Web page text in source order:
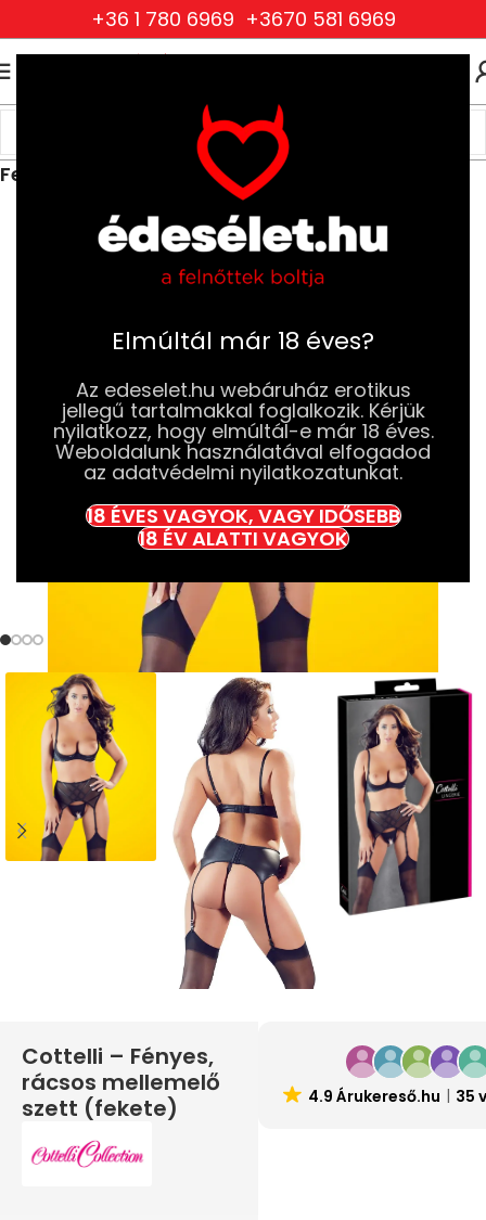
Elmúltál már 18 éves?
Az edeselet.hu webáruház erotikus
jellegű tartalmakkal foglalkozik. Kérjük
nyilatkozz, hogy elmúltál-e már 18 éves.
Weboldalunk használatával elfogadod
az adatvédelmi nyilatkozatunkat.
18 ÉVES VAGYOK, VAGY IDŐSEBB
18 ÉV ALATTI VAGYOK
+36 1 780 6969 +3670 581 6969
Ruhák és Fehérneműk
Női Ruhák és Fehérneműk
Fehérnemű és mellemelő szettek
Cottelli – Fényes,
rácsos mellemelő
szett (fekete)
4.9 Árukereső.hu 35